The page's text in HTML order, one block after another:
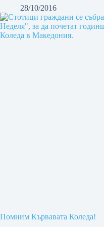
28/10/2016
Помним Кървавата Коледа!